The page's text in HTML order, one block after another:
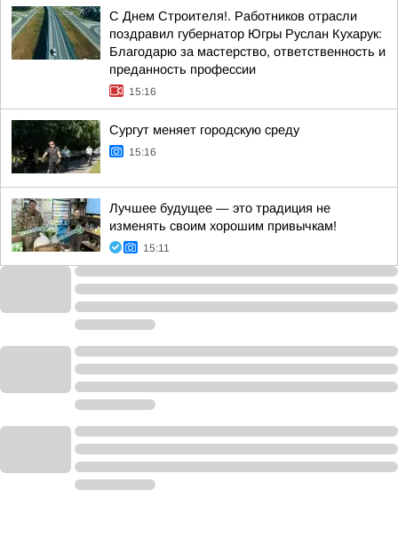
С Днем Строителя!. Работников отрасли
поздравил губернатор Югры Руслан Кухарук:
Благодарю за мастерство, ответственность и
преданность профессии
15:16
Сургут меняет городскую среду
15:16
Лучшее будущее — это традиция не
изменять своим хорошим привычкам!
15:11